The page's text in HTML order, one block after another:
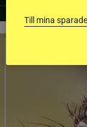
Till mina